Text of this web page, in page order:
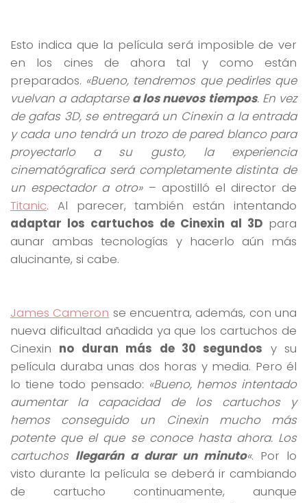
Esto indica que la película será imposible de ver
en los cines de ahora tal y como están
preparados. «Bueno, tendremos que pedirles que
vuelvan a adaptarse a los nuevos tiempos. En vez
de gafas 3D, se entregará un Cinexin a la entrada
y cada uno tendrá un trozo de pared blanco para
proyectarlo a su gusto, la experiencia
cinematógrafica será completamente distinta de
un espectador a otro»– apostilló el director de
Titanic. Al parecer, también están intentando
adaptar los cartuchos de Cinexin al 3D para
aunar ambas tecnologías y hacerlo aún más
alucinante, si cabe.
James Cameron se encuentra, además, con una
nueva dificultad añadida ya que los cartuchos de
Cinexin no duran más de 30 segundos y su
película duraba unas dos horas y media. Pero él
lo tiene todo pensado: «Bueno, hemos intentado
aumentar la capacidad de los cartuchos y
hemos conseguido un Cinexin mucho más
potente que el que se conoce hasta ahora. Los
cartuchos llegarán a durar un minuto«. Por lo
visto durante la película se deberá ir cambiando
de cartucho continuamente, aunque